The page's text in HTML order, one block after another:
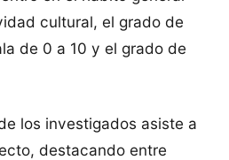
cultural, el grado de
de 0 a 10 y el grado de
los investigados asiste a
destacando entre